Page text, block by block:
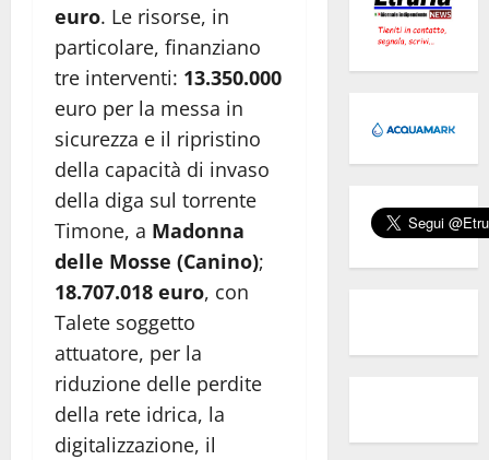
euro. Le risorse, in
particolare, finanziano
tre interventi: 13.350.000
euro per la messa in
sicurezza e il ripristino
della capacità di invaso
della diga sul torrente
Timone, a Madonna
delle Mosse (Canino);
18.707.018 euro, con
Talete soggetto
attuatore, per la
riduzione delle perdite
della rete idrica, la
digitalizzazione, il